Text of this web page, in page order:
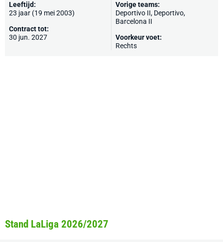
Leeftijd:
23 jaar (19 mei 2003)
Contract tot:
30 jun. 2027
Vorige teams:
Deportivo II, Deportivo,
Barcelona II
Voorkeur voet:
Rechts
Stand LaLiga 2026/2027